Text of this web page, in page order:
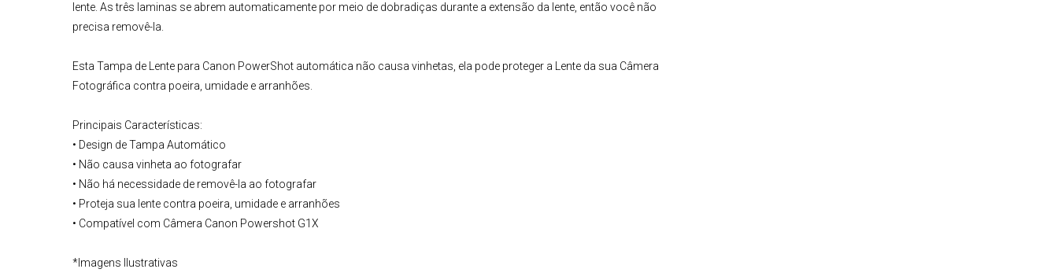
lente. As três laminas se abrem automaticamente por meio de dobradiças durante a extensão da lente, então você não
precisa removê-la.
Esta Tampa de Lente para Canon PowerShot automática não causa vinhetas, ela pode proteger a
Lente da sua Câmera
Fotográfica contra poeira, umidade e arranhões.
Principais Características:
• Design de Tampa Automático
• Não causa vinheta ao fotografar
• Não há necessidade de removê-la ao fotografar
• Proteja sua lente contra poeira, umidade e arranhões
• Compatível com Câmera Canon Powershot G1X
*Imagens Ilustrativas